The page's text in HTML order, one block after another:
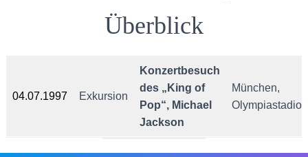
Überblick
04.07.1997 Exkursion
Konzertbesuch
des „King of
Pop“, Michael
Jackson
München,
Olympiastadion